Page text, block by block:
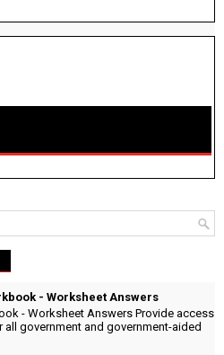
- Worksheet Answers
- Worksheet Answers Provide access
government and government-aided